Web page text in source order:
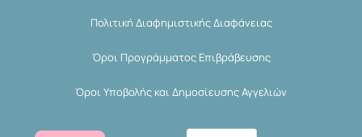
Πολιτική Διαφημιστικής Διαφάνειας
Όροι Προγράμματος Επιβράβευσης
Όροι Υποβολής και Δημοσίευσης Αγγελιών